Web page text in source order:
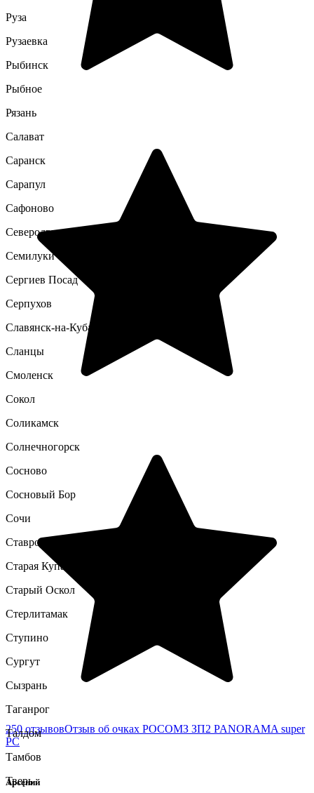
250 отзывовОтзыв об очках РОСОМЗ ЗП2 PANORAMA super
PC
Арсений
Руза
Рузаевка
Рыбинск
Рыбное
Рязань
Салават
Саранск
Сарапул
Сафоново
Северодвинск
Семилуки
Сергиев Посад
Серпухов
Славянск-на-Кубани
Сланцы
Смоленск
Сокол
Соликамск
Солнечногорск
Сосново
Сосновый Бор
Сочи
Ставрополь
Старая Купавна
Старый Оскол
Стерлитамак
Ступино
Сургут
Сызрань
Таганрог
Талдом
Тамбов
Тверь